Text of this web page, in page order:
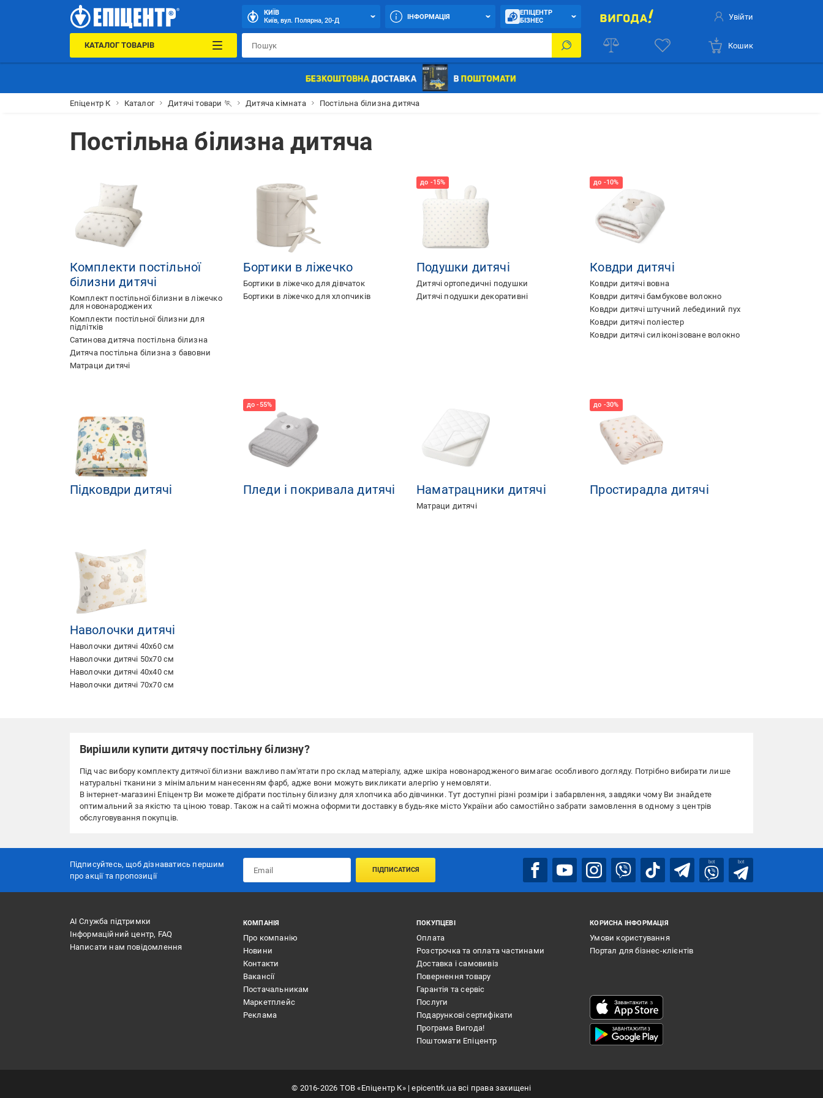
КИЇВ
Київ, вул. Полярна, 20-Д
ІНФОРМАЦІЯ
ЕПІЦЕНТР
БІЗНЕС
Увійти
КАТАЛОГ ТОВАРІВ Кошик
Епіцентр К Каталог Дитячі товари 🏃 Дитяча кімната Постільна білизна дитяча
Постільна білизна дитяча
Комплекти постільної
білизни дитячі
Комплект постільної білизни в ліжечко
для новонароджених
Комплекти постільної білизни для
підлітків
Сатинова дитяча постільна білизна
Дитяча постільна білизна з бавовни
Матраци дитячі
Бортики в ліжечко
Бортики в ліжечко для дівчаток
Бортики в ліжечко для хлопчиків
Подушки дитячі
Дитячі ортопедичні подушки
Дитячі подушки декоративні
Ковдри дитячі
Ковдри дитячі вовна
Ковдри дитячі бамбукове волокно
Ковдри дитячі штучний лебединий пух
Ковдри дитячі поліестер
Ковдри дитячі силіконізоване волокно
Підковдри дитячі Пледи і покривала дитячі Наматрацники дитячі
Матраци дитячі
Простирадла дитячі
Наволочки дитячі
Наволочки дитячі 40х60 см
Наволочки дитячі 50х70 см
Наволочки дитячі 40х40 см
Наволочки дитячі 70х70 см
Вирішили купити дитячу постільну білизну?
Під час вибору комплекту дитячої білизни важливо пам'ятати про склад матеріалу, адже шкіра новонародженого вимагає особливого догляду. Потрібно вибирати лише
натуральні тканини з мінімальним нанесенням фарб, адже вони можуть викликати алергію у немовляти.
В інтернет-магазині Епіцентр Ви можете дібрати постільну білизну для хлопчика або дівчинки. Тут доступні різні розміри і забарвлення, завдяки чому Ви знайдете
оптимальний за якістю та ціною товар. Також на сайті можна оформити доставку в будь-яке місто України або самостійно забрати замовлення в одному з центрів
обслуговування покупців.
Підписуйтесь, щоб дізнаватись першим
про акції та пропозиції
ПІДПИСАТИСЯ
bot bot
АІ Служба підтримки
Інформаційний центр, FAQ
Написати нам повідомлення
КОМПАНІЯ
Про компанію
Новини
Контакти
Вакансії
Постачальникам
Маркетплейс
Реклама
ПОКУПЦЕВІ
Оплата
Розстрочка та оплата частинами
Доставка і самовивіз
Повернення товару
Гарантія та сервіс
Послуги
Подарункові сертифікати
Програма Вигода!
Поштомати Епіцентр
КОРИСНА ІНФОРМАЦІЯ
Умови користування
Портал для бізнес-клієнтів
© 2016-2026 ТОВ «Епіцентр К»| epicentrk.ua всі права захищені